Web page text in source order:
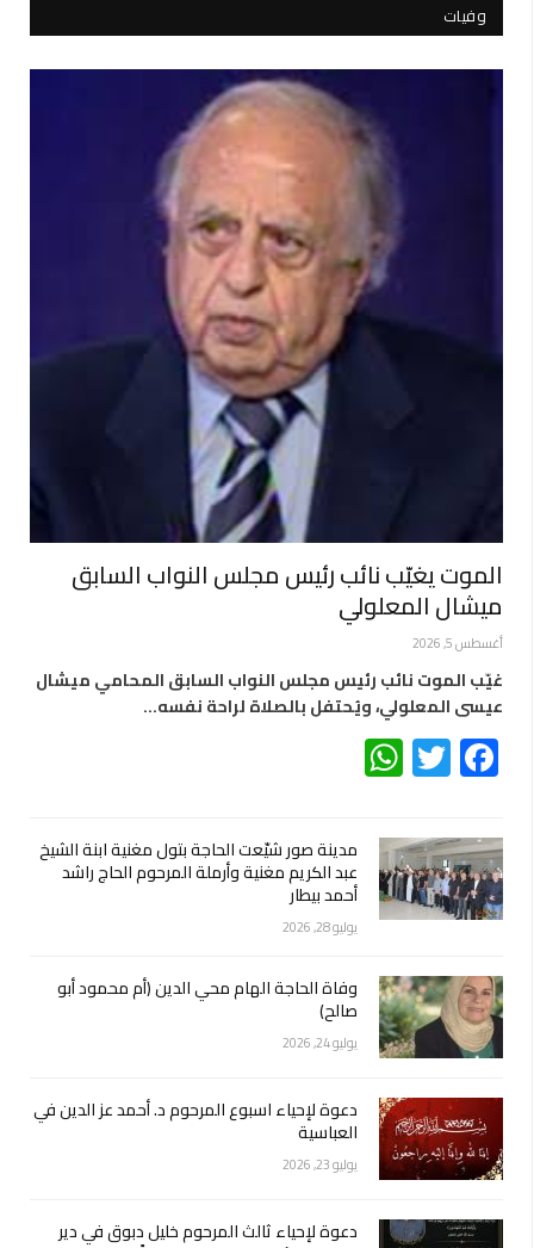
وفيات
الموت يغيّب نائب رئيس مجلس النواب السابق
ميشال المعلولي
أغسطس 5, 2026
غيّب الموت نائب رئيس مجلس النواب السابق المحامي ميشال
عيسى المعلولي، ويُحتفل بالصلاة لراحة نفسه…
Facebook
Twitter
مدينة صور شيّعت الحاجة بتول مغنية ابنة الشيخ
عبد الكريم مغنية وأرملة المرحوم الحاج راشد
أحمد بيطار
يوليو 28, 2026
وفاة الحاجة الهام محي الدين (أم محمود أبو
صالح)
يوليو 24, 2026
دعوة لإحياء اسبوع المرحوم د. أحمد عز الدين في
العباسية
يوليو 23, 2026
دعوة لإحياء ثالث المرحوم خليل دبوق في دير